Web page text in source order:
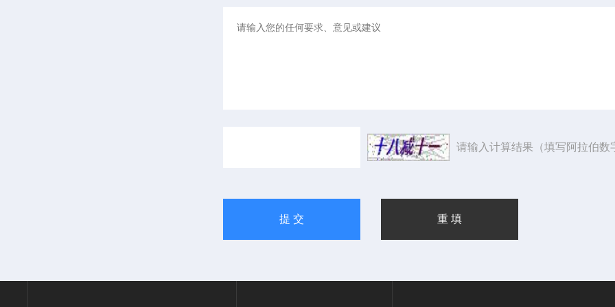
请输入计算结果（填写阿拉伯数